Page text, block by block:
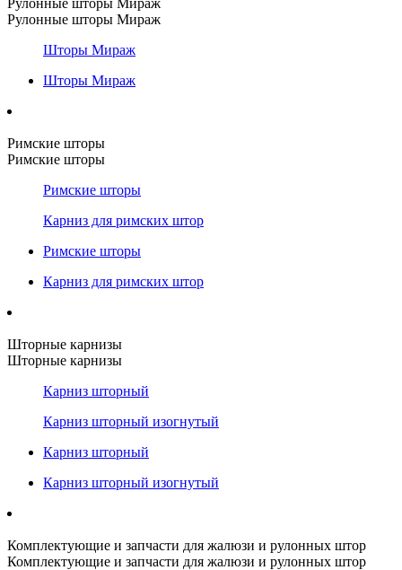
Рулонные шторы Мираж
Шторы Мираж
Шторы Мираж
Римские шторы
Римские шторы
Римские шторы
Карниз для римских штор
Римские шторы
Карниз для римских штор
Шторные карнизы
Шторные карнизы
Карниз шторный
Карниз шторный изогнутый
Карниз шторный
Карниз шторный изогнутый
Комплектующие и запчасти для жалюзи и рулонных штор
Комплектующие и запчасти для жалюзи и рулонных штор